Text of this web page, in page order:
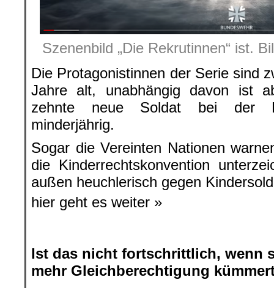
Szenenbild „Die Rekrutinnen“ ist.
Die Protagonistinnen der Serie sind
Jahre alt, unabhängig davon ist
zehnte neue Soldat bei der
minderjährig.
Sogar die Vereinten Nationen
die Kinderrechtskonvention
außen heuchlerisch gegen
hier geht es weiter »
Ist das nicht fortschrittlich, wenn
mehr Gleichberechtigung